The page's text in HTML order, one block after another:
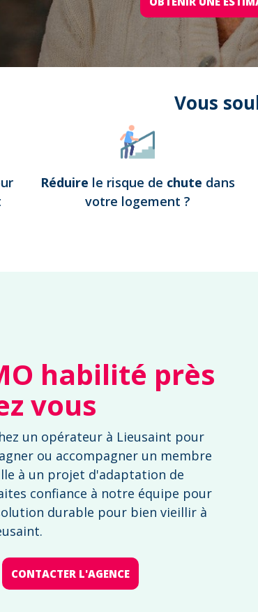
Vous
Réduire le risque de chute dans
votre logement ?
habilité près
vous
un opérateur à Lieusaint pour
ou accompagner un membre
à un projet d'adaptation de
confiance à notre équipe pour
durable pour bien vieillir à
CONTACTER L'AGENCE